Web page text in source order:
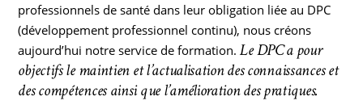
professionnels de santé dans leur obligation liée au DPC
(développement professionnel continu), nous créons
aujourd’hui notre service de formation. Le DPCa pour
objectifs le maintien et l’actualisation des connaissances et
des compétences ainsi que l’amélioration des pratiques.